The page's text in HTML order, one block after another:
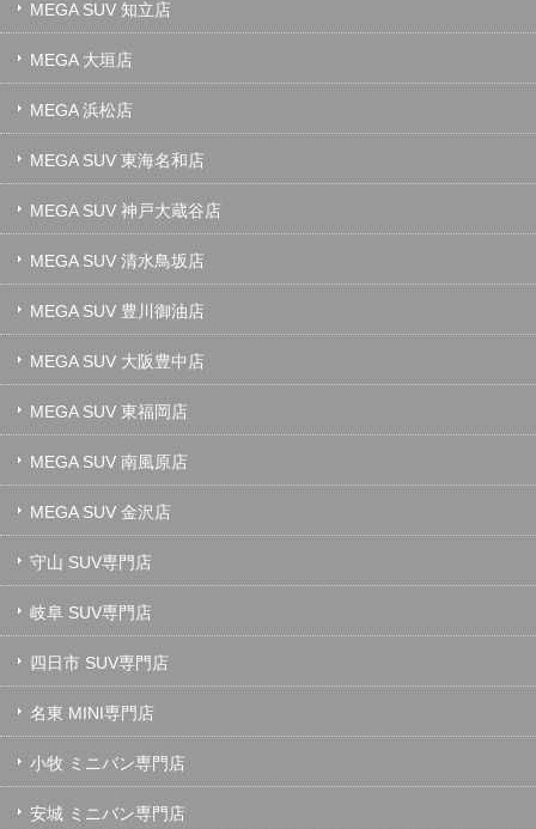
MEGA SUV 知立店
MEGA 大垣店
MEGA 浜松店
MEGA SUV 東海名和店
MEGA SUV 神戸大蔵谷店
MEGA SUV 清水鳥坂店
MEGA SUV 豊川御油店
MEGA SUV 大阪豊中店
MEGA SUV 東福岡店
MEGA SUV 南風原店
MEGA SUV 金沢店
守山 SUV専門店
岐阜 SUV専門店
四日市 SUV専門店
名東 MINI専門店
小牧 ミニバン専門店
安城 ミニバン専門店